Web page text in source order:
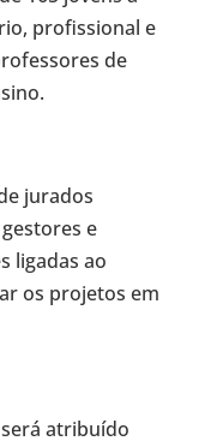
profissional e
de
jurados
e
ligadas ao
os projetos em
atribuído